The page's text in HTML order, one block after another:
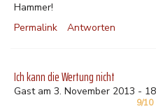
Hammer!
Permalink
Antworten
Ich kann die Wertung nicht
Gast am 3. November 2013 -
9/10